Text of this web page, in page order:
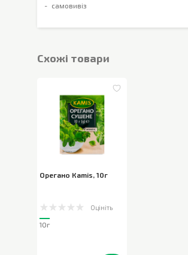
самовивіз
Cхожі товари
Орегано Кamis, 10г
Оцініть
10г